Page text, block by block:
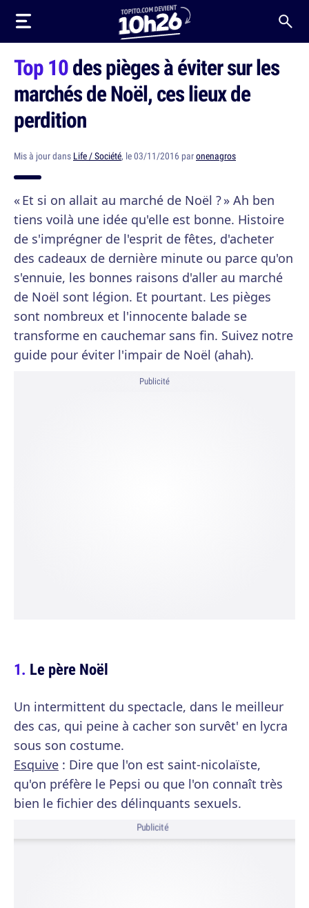
Top 10des pièges à éviter sur les
marchés de Noël, ces lieux de
perdition
Mis à jour dans Life / Société, le 03/11/2016 paronenagros
« Et si on allait au marché de Noël ? » Ah ben
tiens voilà une idée qu'elle est bonne. Histoire
de s'imprégner de l'esprit de fêtes, d'acheter
des cadeaux de dernière minute ou parce qu'on
s'ennuie, les bonnes raisons d'aller au marché
de Noël sont légion. Et pourtant. Les pièges
sont nombreux et l'innocente balade se
transforme en cauchemar sans fin. Suivez notre
guide pour éviter l'impair de Noël (ahah).
Publicité
Le père Noël
Un intermittent du spectacle, dans le meilleur
des cas, qui peine à cacher son survêt' en lycra
sous son costume.
Esquive : Dire que l'on est saint-nicolaïste,
qu'on préfère le Pepsi ou que l'on connaît très
bien le fichier des délinquants sexuels.
Publicité